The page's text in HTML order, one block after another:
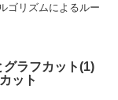
ゴリズムによるルー
ラフカット(1)
ット